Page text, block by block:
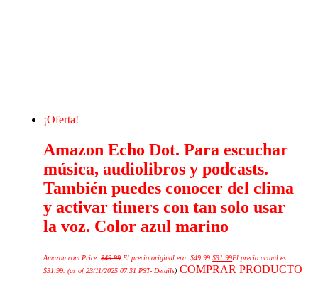
¡Oferta!
Amazon Echo Dot. Para escuchar
música, audiolibros y podcasts.
También puedes conocer del clima
y activar timers con tan solo usar
la voz. Color azul marino
Amazon.com Price:$49.99 El precio original era: $49.99.$31.99El precio actual es:
$31.99. (as of 23/11/2025 07:31 PST- Details) COMPRAR PRODUCTO